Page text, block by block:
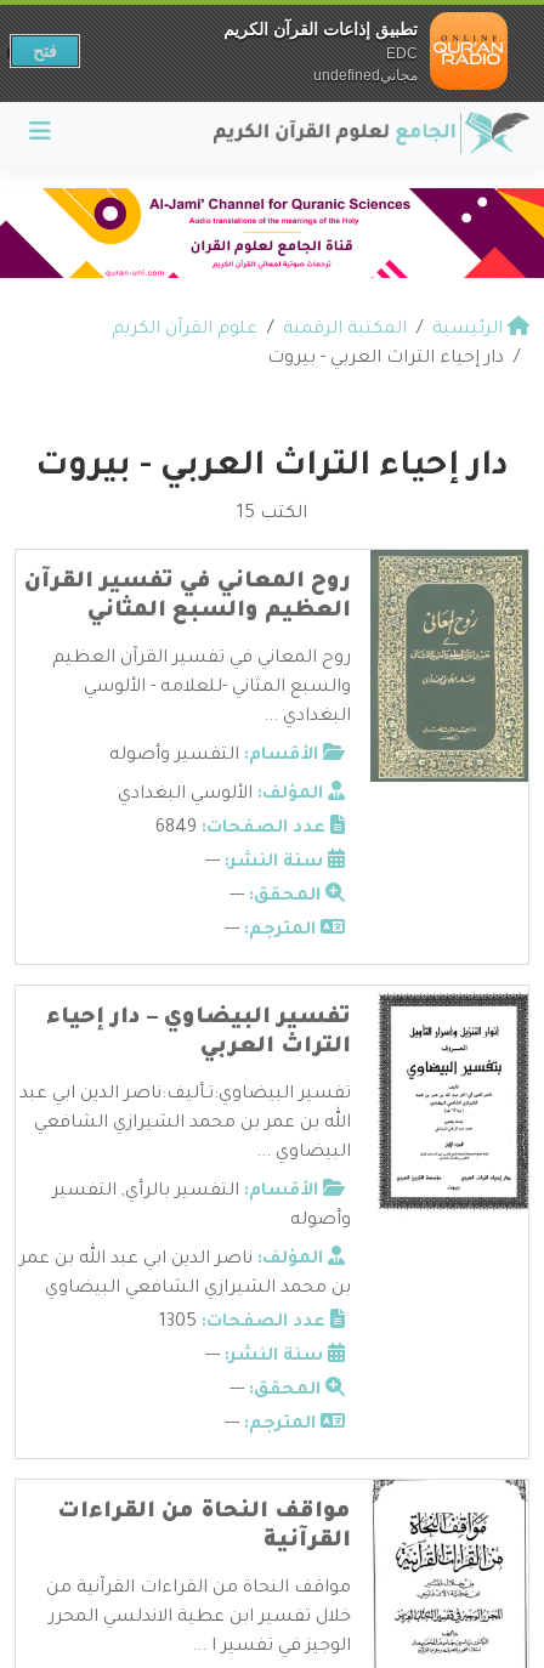
الرئيسية المكتبة الرقمية
علوم القرآن الكريم
دار إحياء التراث العربي - بيروت
دار إحياء التراث العربي - بيروت
الكتب 15
روح المعاني في تفسير القرآن
العظيم والسبع المثاني
روح المعاني في تفسير القرآن العظيم
والسبع المثاني -للعلامه - الألوسي
البغدادي ...
الأقسام: التفسير وأصوله
المؤلف: الألوسي البغدادي
عدد الصفحات:
سنة النشر: ---
المحقق: ---
المترجم: ---
تفسير البيضاوي – دار إحياء
التراث العربي
تفسير البيضاوي:تـأليف:ناصر الدين ابي عبد
الله بن عمر بن محمد الشيرازي الشافعي
البيضاوي ...
الأقسام: التفسير بالرأي, التفسير
وأصوله
المؤلف: ناصر الدين ابي عبد الله بن عمر
بن محمد الشيرازي الشافعي البيضاوي
عدد الصفحات:
سنة النشر: ---
المحقق: ---
المترجم: ---
مواقف النحاة من القراءات
القرآنية
مواقف النحاة من القراءات القرآنية من
خلال تفسير ابن عطية الاندلسي المحرر
الوجيز في تفسير ا ...
تطبيق إذاعات القرآن الكريم
EDC
مجانيundefined
فتح